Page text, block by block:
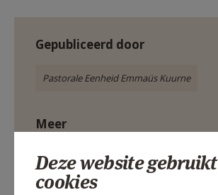
Gepubliceerd door
Pastorale Eenheid Emmaüs Kuurne
Meer
Artikel
Deze website gebruikt
cookies